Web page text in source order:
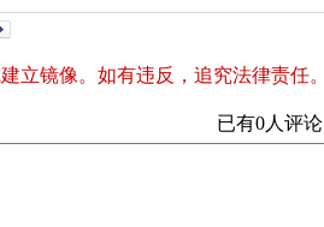
立镜像。如有违反，追究法律责任。
已有0人评论